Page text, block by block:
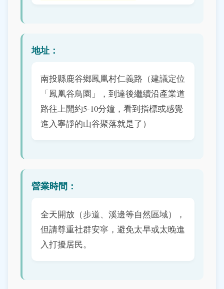
地址：
南投縣鹿谷鄉鳳凰村仁義路（建議定位
「鳳凰谷鳥園」，到達後繼續沿產業道
路往上開約5-10分鐘，看到指標或感覺
進入寧靜的山谷聚落就是了）
營業時間：
全天開放（步道、溪邊等自然區域），
但請尊重社群安寧，避免太早或太晚進
入打擾居民。